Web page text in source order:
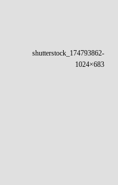
shutterstock_174793862-
1024×683